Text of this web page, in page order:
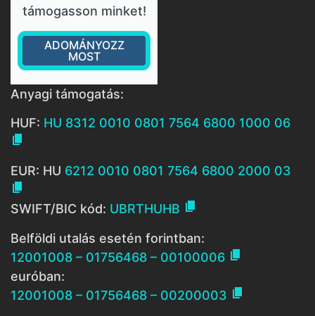
támogasson minket!
ADOMÁNYOZZ
MOST
Anyagi támogatás:
HUF: HU 8312 0010 0801 7564 6800 1000 06

EUR: HU 6212 0010 0801 7564 6800 2000 03

SWIFT/BIC kód: UBRTHUHB 
Belföldi utalás esetén forintban:
12001008 – 01756468 – 00100006 
euróban:
12001008 – 01756468 – 00200003 